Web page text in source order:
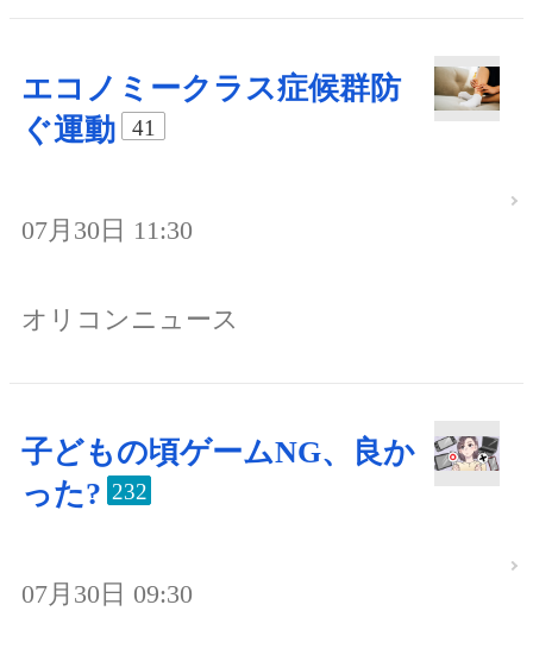
エコノミークラス症候群防
ぐ運動
41
07月30日 11:30
オリコンニュース
子どもの頃ゲームNG、良か
った? 232
07月30日 09:30